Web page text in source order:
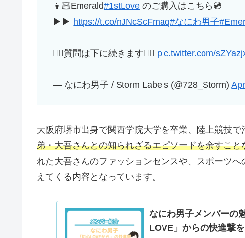
👦🏻Emerald#1stLove のご購入はこちら💿
▶︎▶︎ https://t.co/nJNcScFmaq#なにわ男子
👇🏻質問は下に続きます👇🏻 pic.twitter.com/
— なにわ男子 / Storm Labels (@728_Storm)
大阪府堺市出身で関西学院大学を卒業、陸上競技で
弟・大吾さんとの知られざるエピソードを余すこと
れた大吾さんのファッションセンスや、スポーツ
えてくる内容となっています。
なにわ男子メンバーの
LOVE」からの快進撃